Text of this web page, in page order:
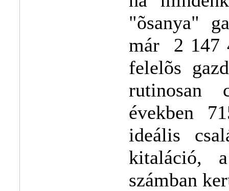
"õsanya"
már 2 147
felelõs
rutinosan
években
ideális
kitaláció,
számban